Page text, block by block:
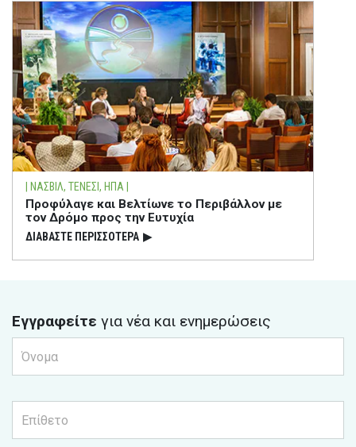
| ΝΑΣΒΙΛ, ΤΕΝΕΣΙ, ΗΠΑ |
Προφύλαγε και Βελτίωνε το Περιβάλλον με
τον Δρόμο προς την Ευτυχία
ΔΙΑΒΑΣΤΕ ΠΕΡΙΣΣΟΤΕΡΑ ▶
Εγγραφείτε για νέα και ενημερώσεις